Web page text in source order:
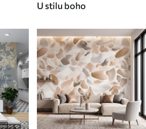
U stilu boho